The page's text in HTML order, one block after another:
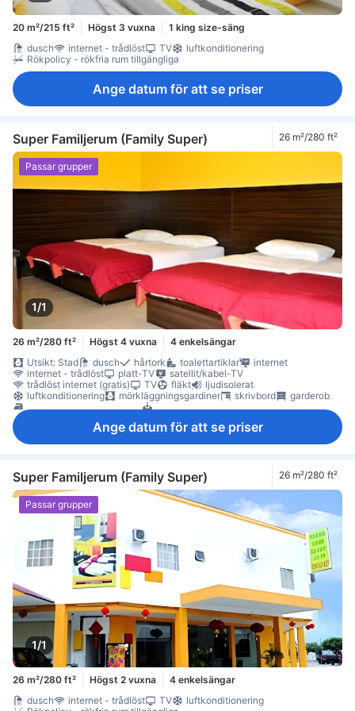
20 m²/215 ft² Högst 3 vuxna
1 king size-säng
dusch
internet - trådlöst TV
luftkonditionering
Rökpolicy - rökfria rum tillgängliga
Ange datum för att se priser
Super Familjerum (Family Super) 26 m²/280 ft²
1/1
Passar grupper
26 m²/280 ft² Högst 4 vuxna
4 enkelsängar
Utsikt: Stad
dusch hårtork toalettartiklar
internet
internet - trådlöst
platt-TV
satellit/kabel-TV
trådlöst internet (gratis)
TV fläkt
ljudisolerat
luftkonditionering
mörkläggningsgardiner skrivbord
garderob
Ange datum för att se priser
Super Familjerum (Family Super) 26 m²/280 ft²
1/1
Passar grupper
26 m²/280 ft² Högst 2 vuxna
4 enkelsängar
dusch
internet - trådlöst TV
luftkonditionering